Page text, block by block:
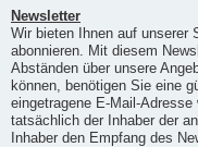
Newsletter
Wir bieten Ihnen auf unserer
abonnieren. Mit diesem
Abständen über unsere
können, benötigen Sie eine
eingetragene E-Mail-
tatsächlich der Inhaber der
Inhaber den Empfang des